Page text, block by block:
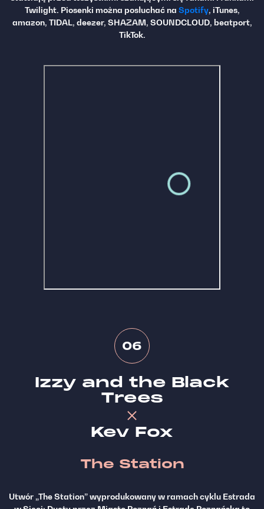
Twilight. Piosenki można posłuchać na Spotify, iTunes,
amazon, TIDAL, deezer, SHAZAM, SOUNDCLOUD, beatport,
TikTok.
06
Izzy and the Black
Trees
Kev Fox
The Station
Utwór „The Station” wyprodukowany w ramach cyklu Estrada